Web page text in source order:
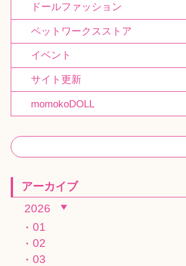
ドールファッション
ペットワークスストア
イベント
サイト更新
momokoDOLL
アーカイブ
2026
01
02
03